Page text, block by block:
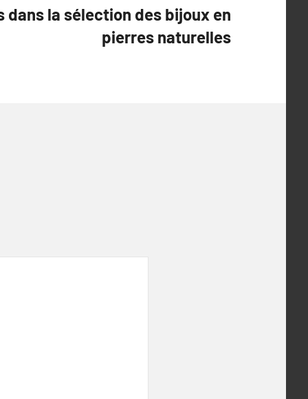
dans la sélection des bijoux en
pierres naturelles